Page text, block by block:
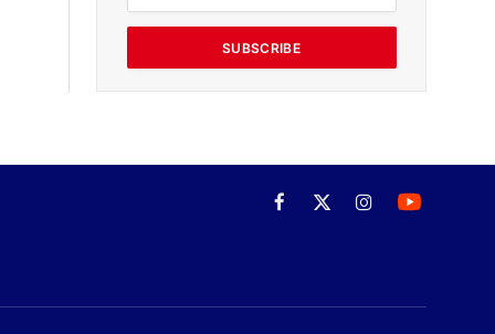
SUBSCRIBE
Facebook
X
Instagram